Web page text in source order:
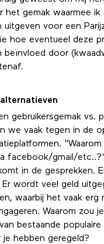
het gemak waarmee
uitgeven voor een
hoe eventueel deze
beïnvloed door
gebruikersgemak vs.
we vaak tegen in de
facebook/gmail/
in de gesprekken.
wordt veel geld
waarbij het vaak erg
Waarom zou
bestaande populaire
hebben geregeld?